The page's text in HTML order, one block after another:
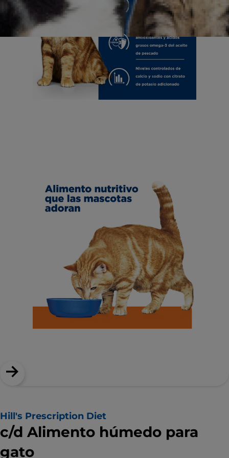
Hill's Prescription Diet
c/d Alimento húmedo para
gato